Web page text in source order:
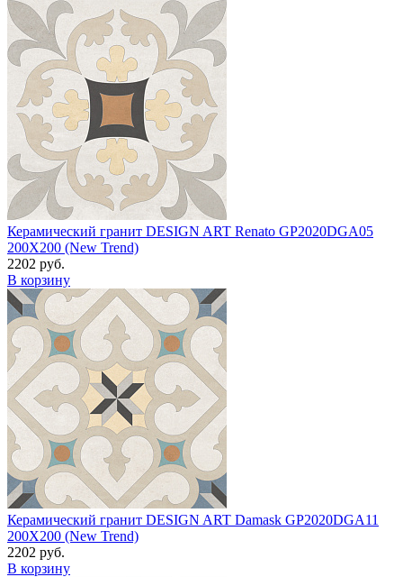
Керамический гранит DESIGN ART Renato GP2020DGA05
200X200 (New Trend)
2202 руб.
В корзину
Керамический гранит DESIGN ART Damask GP2020DGA11
200X200 (New Trend)
2202 руб.
В корзину